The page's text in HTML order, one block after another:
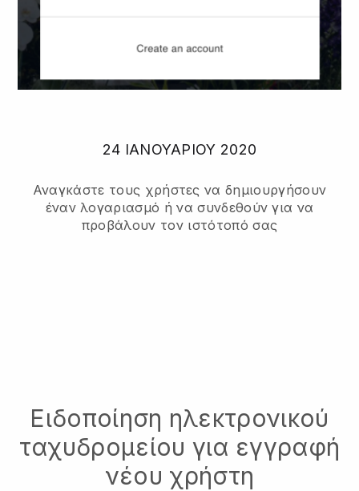
24 ΙΑΝΟΥΑΡΊΟΥ 2020
Αναγκάστε τους χρήστες να δημιουργήσουν
έναν λογαριασμό ή να συνδεθούν για να
προβάλουν τον ιστότοπό σας
Ειδοποίηση ηλεκτρονικού
ταχυδρομείου για εγγραφή
νέου χρήστη